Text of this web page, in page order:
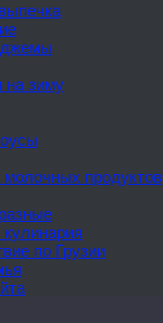
джемы
на зиму
продуктов
по Грузии